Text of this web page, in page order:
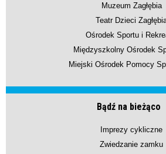
Muzeum Zagłębia
Teatr Dzieci
Ośrodek Sportu i
Międzyszkolny Ośrodek
Miejski Ośrodek Pomocy
Bądź na bieżąco
Imprezy cykliczne
Zwiedzanie zamku